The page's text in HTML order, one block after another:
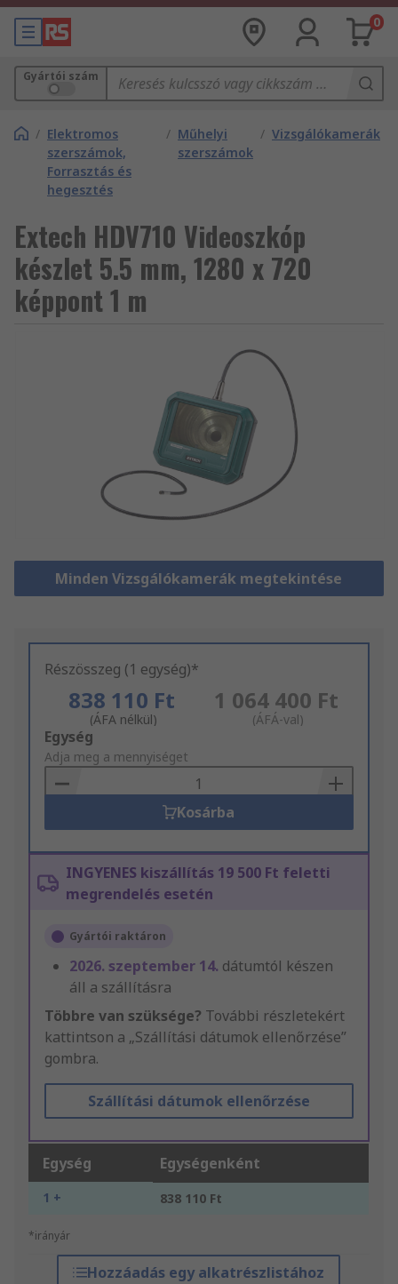
0
Gyártói szám
/ Elektromos
szerszámok,
Forrasztás és
hegesztés
/ Műhelyi
szerszámok
/ Vizsgálókamerák
Extech HDV710 Videoszkóp
készlet 5.5 mm, 1280 x 720
képpont 1 m
Minden Vizsgálókamerák megtekintése
Részösszeg (1 egység)*
838 110 Ft
(ÁFA nélkül)
1 064 400 Ft
(ÁFÁ-val)
Add
to
Basket
Egység
Adja meg a mennyiséget
Kosárba
INGYENES kiszállítás 19 500 Ft feletti
megrendelés esetén
Gyártói raktáron
2026. szeptember 14. dátumtól készen
áll a szállításra
Többre van szüksége? További részletekért
kattintson a „Szállítási dátumok ellenőrzése”
gombra.
Szállítási dátumok ellenőrzése
Egység Egységenként
1 + 838 110 Ft
*irányár
Hozzáadás egy alkatrészlistához